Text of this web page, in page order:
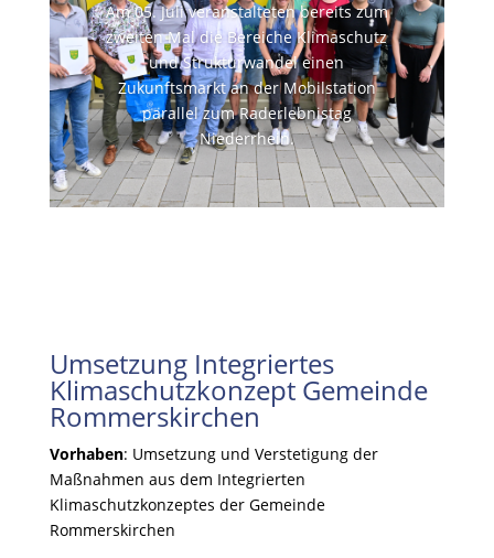
Am 05. Juli veranstalteten bereits zum
zweiten Mal die Bereiche Klimaschutz
und Strukturwandel einen
Zukunftsmarkt an der Mobilstation
parallel zum Raderlebnistag
Niederrhein.
Umsetzung Integriertes
Klimaschutzkonzept Gemeinde
Rommerskirchen
Vorhaben: Umsetzung und Verstetigung der
Maßnahmen aus dem Integrierten
Klimaschutzkonzeptes der Gemeinde
Rommerskirchen